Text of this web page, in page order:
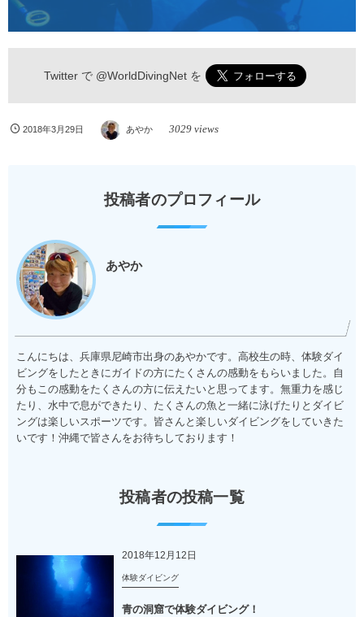
Twitter で @WorldDivingNetを
2018年3月29日 あやか 3029 views
投稿者のプロフィール
あやか
こんにちは、兵庫県尼崎市出身のあやかです。高校生の時、体験ダイ
ビングをしたときにガイドの方にたくさんの感動をもらいました。自
分もこの感動をたくさんの方に伝えたいと思ってます。無重力を感じ
たり、水中で息ができたり、たくさんの魚と一緒に泳げたりとダイビ
ングは楽しいスポーツです。皆さんと楽しいダイビングをしていきた
いです！沖縄で皆さんをお待ちしております！
投稿者の投稿一覧
2018年12月12日
体験ダイビング
青の洞窟で体験ダイビング！